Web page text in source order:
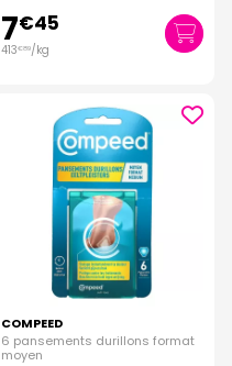
7€45
413€89/kg
COMPEED
6 pansements durillons format
moyen